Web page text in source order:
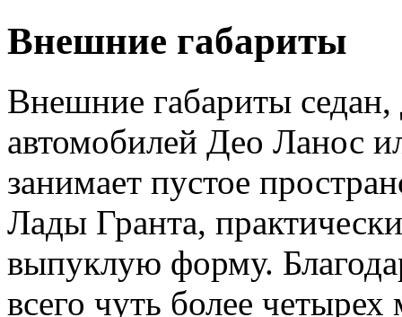
Внешние габариты
Внешние габариты
автомобилей Део Ланос
занимает пустое
Лады Гранта,
выпуклую форму.
всего чуть более